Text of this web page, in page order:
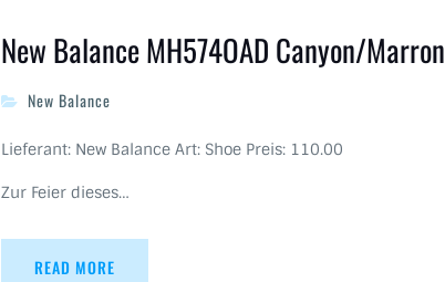
New Balance MH574OAD Canyon/Marron
New Balance
Lieferant: New Balance Art: Shoe Preis: 110.00
Zur Feier dieses…
READ MORE